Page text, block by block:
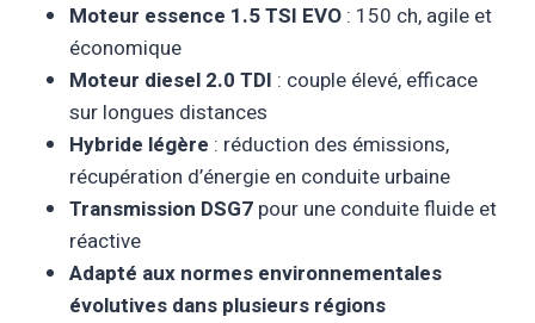
Moteur essence 1.5 TSI EVO : 150 ch, agile et
économique
Moteur diesel 2.0 TDI : couple élevé, efficace
sur longues distances
Hybride légère : réduction des émissions,
récupération d’énergie en conduite urbaine
Transmission DSG7 pour une conduite fluide et
réactive
Adapté aux normes environnementales
évolutives dans plusieurs régions